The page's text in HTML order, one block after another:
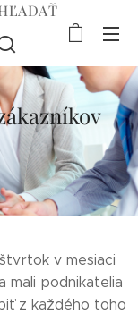
v mesiaci
mali podnikatelia
z každého toho